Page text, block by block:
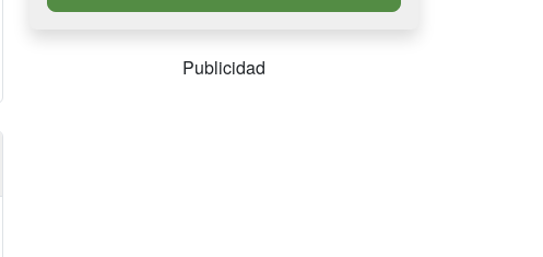
Publicidad